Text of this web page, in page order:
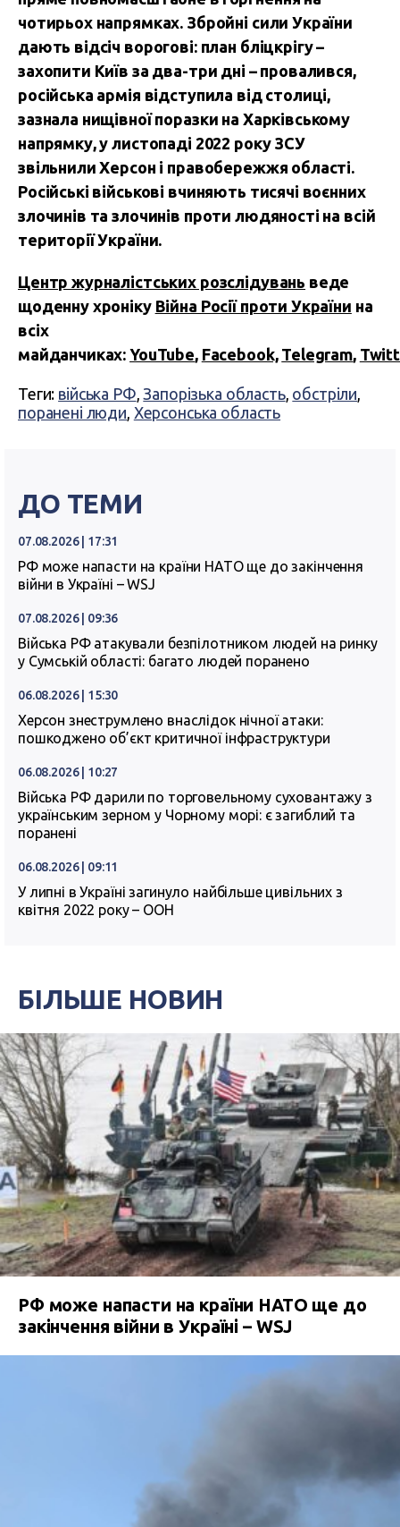
чотирьох напрямках. Збройні сили України
дають відсіч ворогові: план бліцкрігу –
захопити Київ за два-три дні – провалився,
російська армія відступила від столиці,
зазнала нищівної поразки на Харківському
напрямку, у листопаді 2022 року ЗСУ
звільнили Херсон і правобережжя області.
Російські військові вчиняють тисячі воєнних
злочинів та злочинів проти людяності на всій
території України.
Центр журналістських розслідувань веде
щоденну хроніку Війна Росії проти України на
всіх
майданчиках:YouTube, Facebook, Telegram,
Теги: війська РФ,Запорізька область, обстріли,
поранені люди, Херсонська область
ДО ТЕМИ
07.08.2026 | 17:31
РФ може напасти на країни НАТО ще до закінчення
війни в Україні – WSJ
07.08.2026 | 09:36
Війська РФ атакували безпілотником людей на ринку
у Сумській області: багато людей поранено
06.08.2026 | 15:30
Херсон знеструмлено внаслідок нічної атаки:
пошкоджено об’єкт критичної інфраструктури
06.08.2026 | 10:27
Війська РФ дарили по торговельному суховантажу з
українським зерном у Чорному морі: є загиблий та
поранені
06.08.2026 | 09:11
У липні в Україні загинуло найбільше цивільних з
квітня 2022 року – ООН
БІЛЬШЕ НОВИН
РФ може напасти на країни НАТО ще до
закінчення війни в Україні – WSJ